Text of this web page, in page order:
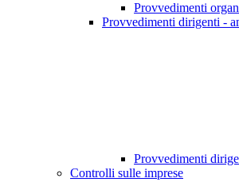
Provvedimenti
Provvedimenti dirigenti -
Provvedimenti
Controlli sulle imprese